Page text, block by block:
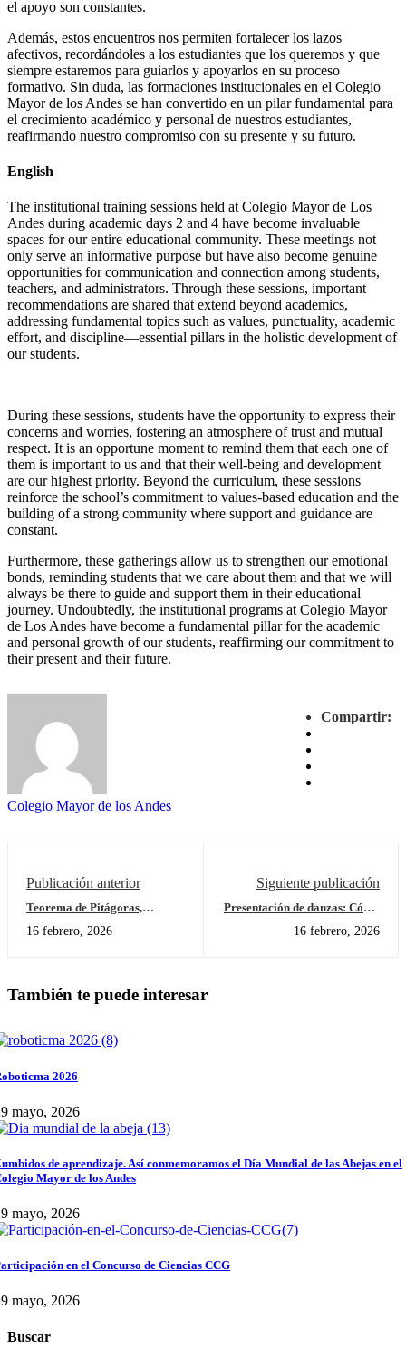
el apoyo son constantes.
Además, estos encuentros nos permiten fortalecer los lazos
afectivos, recordándoles a los estudiantes que los queremos y que
siempre estaremos para guiarlos y apoyarlos en su proceso
formativo. Sin duda, las formaciones institucionales en el Colegio
Mayor de los Andes se han convertido en un pilar fundamental para
el crecimiento académico y personal de nuestros estudiantes,
reafirmando nuestro compromiso con su presente y su futuro.
English
The institutional training sessions held at Colegio Mayor de Los
Andes during academic days 2 and 4 have become invaluable
spaces for our entire educational community. These meetings not
only serve an informative purpose but have also become genuine
opportunities for communication and connection among students,
teachers, and administrators. Through these sessions, important
recommendations are shared that extend beyond academics,
addressing fundamental topics such as values, punctuality, academic
effort, and discipline—essential pillars in the holistic development of
our students.
During these sessions, students have the opportunity to express their
concerns and worries, fostering an atmosphere of trust and mutual
respect. It is an opportune moment to remind them that each one of
them is important to us and that their well-being and development
are our highest priority. Beyond the curriculum, these sessions
reinforce the school’s commitment to values-based education and the
building of a strong community where support and guidance are
constant.
Furthermore, these gatherings allow us to strengthen our emotional
bonds, reminding students that we care about them and that we will
always be there to guide and support them in their educational
journey. Undoubtedly, the institutional programs at Colegio Mayor
de Los Andes have become a fundamental pillar for the academic
and personal growth of our students, reaffirming our commitment to
their present and their future.
Compartir:
Colegio Mayor de los Andes
Publicación anterior
Teorema de Pitágoras,
y San Valentín
16 febrero, 2026
Siguiente publicación
Presentación de danzas: Cómo
Barranquilla en jardín
16 febrero, 2026
También te puede interesar
2026
mayo, 2026
de aprendizaje. Así conmemoramos el Día Mundial de las Abejas en el
Mayor de los Andes
mayo, 2026
en el Concurso de Ciencias CCG
mayo, 2026
Buscar